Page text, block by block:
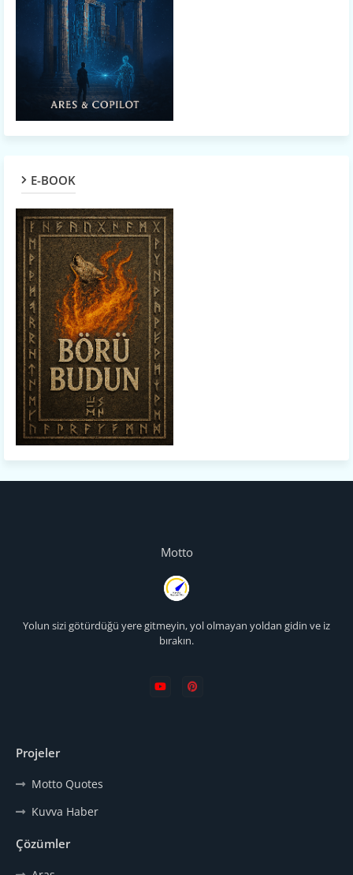
E-BOOK
Motto
Yolun sizi götürdüğü yere gitmeyin, yol olmayan yoldan gidin ve iz
bırakın.
Projeler
Motto Quotes
Kuvva Haber
Çözümler